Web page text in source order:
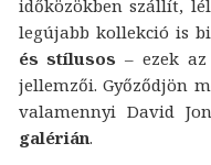
időközökben szállít,
legújabb kollekció is
és stílusos – ezek
jellemzői. Győződjön
valamennyi David
galérián.